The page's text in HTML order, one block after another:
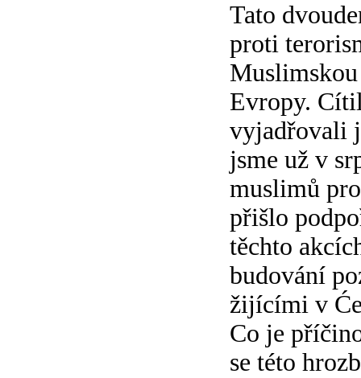
Tato
proti
Evropy.
vyjadřovali
jsme už v
muslimů
přišlo
těchto
budování
žijícími v
Co je
se této